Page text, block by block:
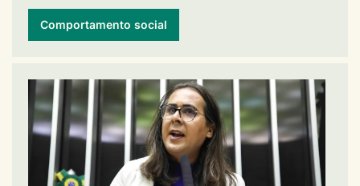
Comportamento social